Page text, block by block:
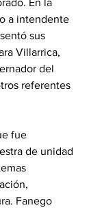
a intendente
sus
Villarrica,
del
referentes
fue
de unidad
Fanego